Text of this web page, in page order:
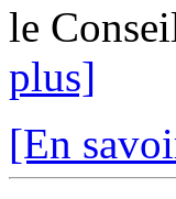
le
plus]
[En